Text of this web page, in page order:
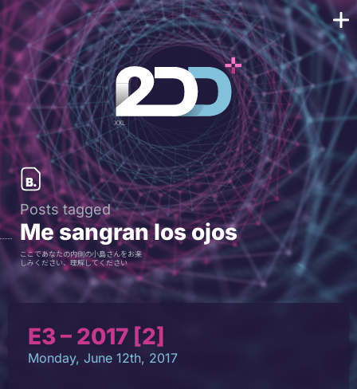
Posts tagged
Me sangran los ojos
ここであなたの内側の小島さんをお楽
しみください、理解してください
E3 – 2017 [2]
Monday, June 12th, 2017